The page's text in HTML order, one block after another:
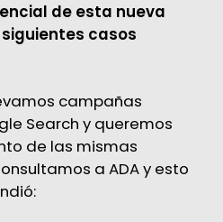
de esta nueva
casos
campañas
Search y queremos
de las mismas
a ADA y esto